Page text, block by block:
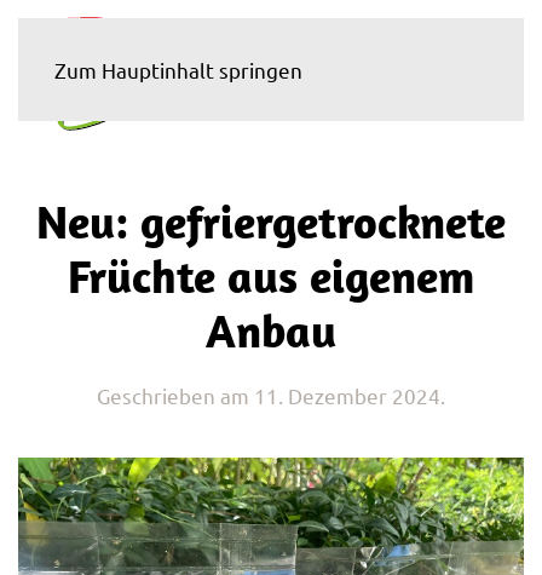
Zum Hauptinhalt springen
Neu: gefriergetrocknete
Früchte aus eigenem
Anbau
Geschrieben am 11. Dezember 2024